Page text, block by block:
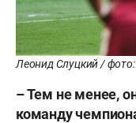
Леонид Слуцкий /
– Тем не менее,
команду